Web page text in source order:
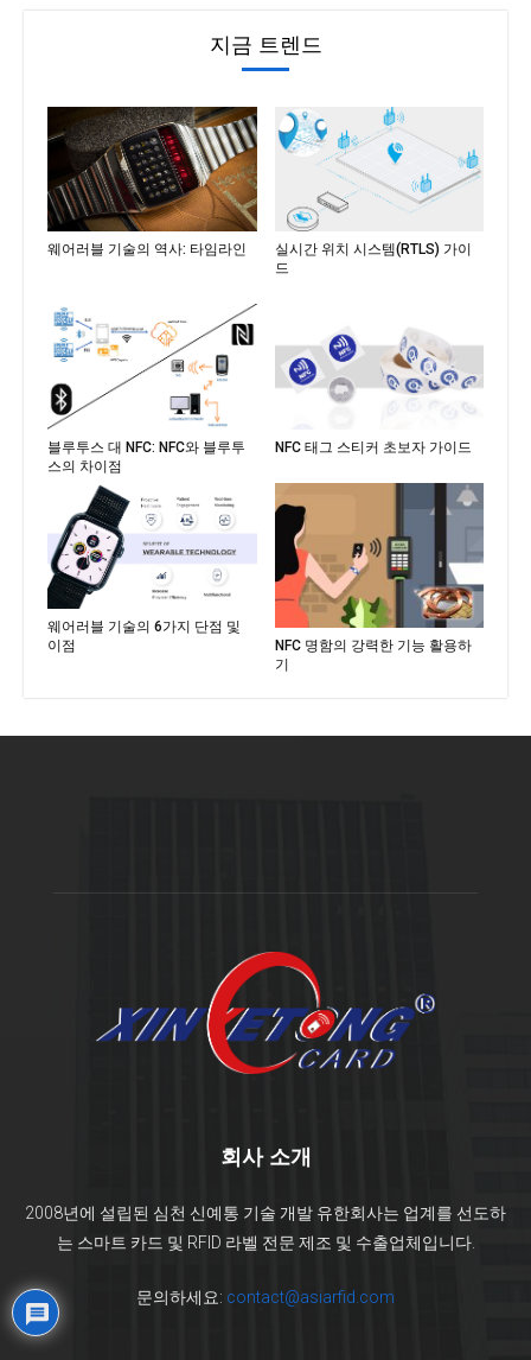
지금 트렌드
웨어러블 기술의 역사: 타임라인
실시간 위치 시스템(RTLS) 가이
드
블루투스 대 NFC: NFC와 블루투
스의 차이점
NFC 태그 스티커 초보자 가이드
웨어러블 기술의 6가지 단점 및
이점
NFC 명함의 강력한 기능 활용하
기
회사 소개
2008년에 설립된 심천 신예통 기술 개발 유한회사는 업계를 선도하
는 스마트 카드 및 RFID 라벨 전문 제조 및 수출업체입니다.
문의하세요: contact@asiarfid.com